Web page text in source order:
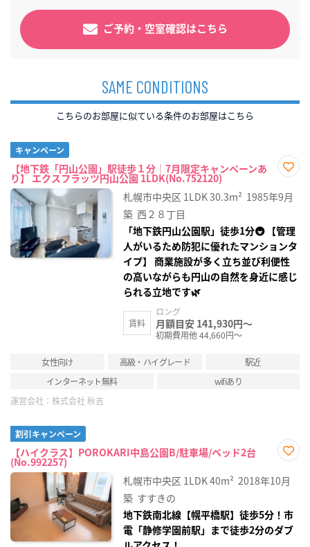
ご予約・空室確認はこちら
SAME CONDITIONS
こちらのお部屋に似ている条件のお部屋はこちら
キャンペーン
【地下鉄「円山公園」駅徒歩１分｜7月限定キャンペーンあ
り】 エクスフラッツ円山公園 1LDK(No.752120)
に入
り登
札幌市中央区 1LDK30.3m² 1985年9月
築 西２８丁目
「地下鉄円山公園駅」徒歩1分🚇 【管理
人がいるため防犯に優れたマンションタ
イプ】 商業施設が多く立ち並び利便性
の高いながらも円山の自然を身近に感じ
られる立地です🌿
賃料
ロング
月額目安 141,930円～
初期費用他 44,660円～
女性向け 高級・ハイグレード
駅近
インターネット無料
wifiあり
運営会社： 株式会社 秋吉
割引キャンペーン
【ハイクラス】POROKARI中島公園B/駐車場/ベッド2台
(No.992257)
に入
り登
札幌市中央区 1LDK40m² 2018年10月
築 すすきの
地下鉄南北線【幌平橋駅】徒歩5分！市
電「静修学園前駅」まで徒歩2分のダブ